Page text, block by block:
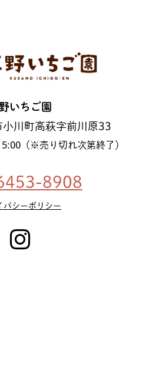
いちご園
川町高萩字前川原33
（※売り切れ次第終了）
8908
バシーポリシー